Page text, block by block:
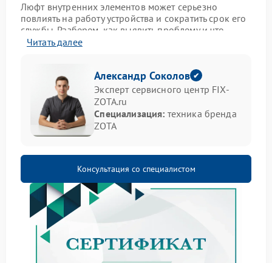
Люфт внутренних элементов может серьезно
повлиять на работу устройства и сократить срок его
службы. Разберем, как выявить проблему и что
предпринять.
Симптомы неисправности
Обратите внимание на следующие признаки — они
могут указывать на появление люфта:
посторонние звуки при работе (стук, дребезг);
вибрация корпуса во время эксплуатации;
узлов при осмотре.
Что делать при обнаружении
проблемы
При первых признаках люфта не стоит откладывать
решение вопроса. Бесперебойник с такой
Читать далее
Александр Соколов
Эксперт сервисного центр FIX-
ZOTA.ru
Специализация: техника бренда
ZOTA
Консультация со специалистом